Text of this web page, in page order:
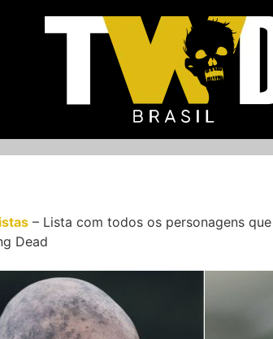
– Lista com todos os personagens
Dead